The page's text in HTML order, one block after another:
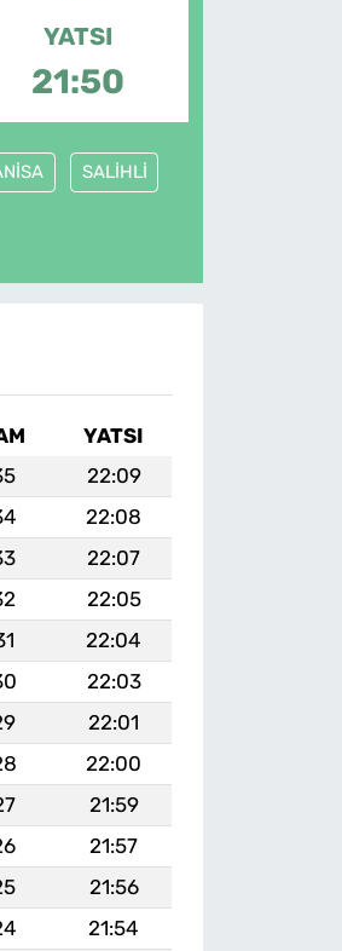
YATSI
21:50
SALİHLİ
YATSI
22:09
22:08
22:07
22:05
22:04
22:03
22:01
22:00
21:59
21:57
21:56
21:54